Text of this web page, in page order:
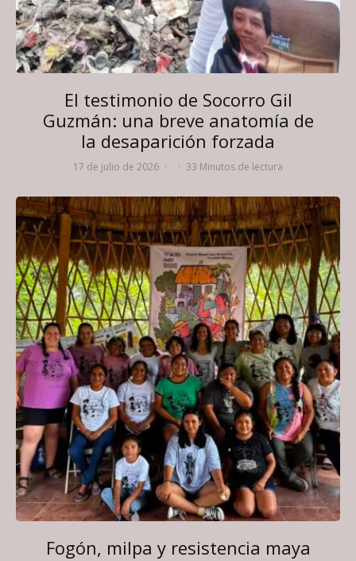
El testimonio de Socorro Gil
Guzmán: una breve anatomía de
la desaparición forzada
17 de julio de 2026 · · 33 Minutos de lectura
Fogón, milpa y resistencia maya